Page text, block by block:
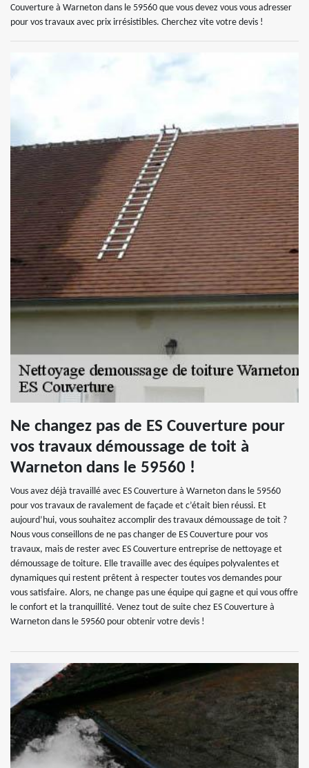
Couverture à Warneton dans le 59560 que vous devez vous vous adresser
pour vos travaux avec prix irrésistibles. Cherchez vite votre devis !
Ne changez pas de ES Couverture pour
vos travaux démoussage de toit à
Warneton dans le 59560 !
Vous avez déjà travaillé avec ES Couverture à Warneton dans le 59560
pour vos travaux de ravalement de façade et c’était bien réussi. Et
aujourd’hui, vous souhaitez accomplir des travaux démoussage de toit ?
Nous vous conseillons de ne pas changer de ES Couverture pour vos
travaux, mais de rester avec ES Couverture entreprise de nettoyage et
démoussage de toiture. Elle travaille avec des équipes polyvalentes et
dynamiques qui restent prêtent à respecter toutes vos demandes pour
vous satisfaire. Alors, ne change pas une équipe qui gagne et qui vous offre
le confort et la tranquillité. Venez tout de suite chez ES Couverture à
Warneton dans le 59560 pour obtenir votre devis !